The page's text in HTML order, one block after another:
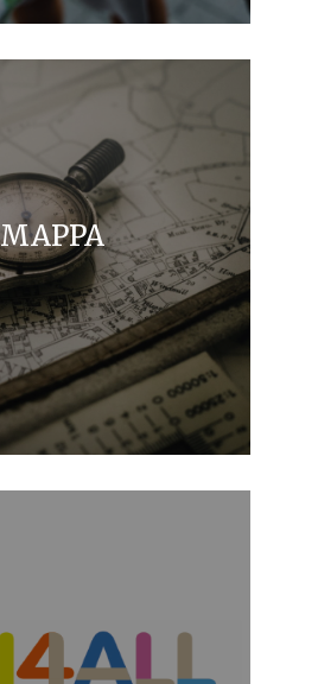
MAPPA